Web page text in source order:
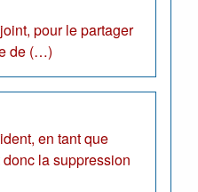
pour le partager
de (…)
en tant que
la suppression